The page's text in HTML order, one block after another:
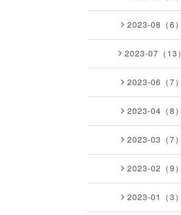
2023-08（6）
2023-07（13）
2023-06（7）
2023-04（8）
2023-03（7）
2023-02（9）
2023-01（3）